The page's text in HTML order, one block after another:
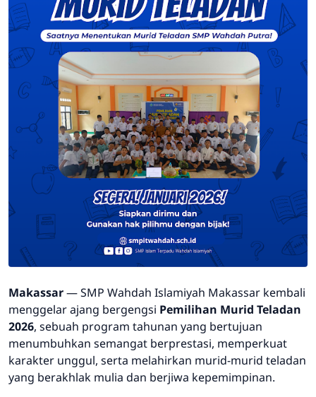
Makassar— SMP Wahdah Islamiyah Makassar kembali
menggelar ajang bergengsi Pemilihan Murid Teladan
2026, sebuah program tahunan yang bertujuan
menumbuhkan semangat berprestasi, memperkuat
karakter unggul, serta melahirkan murid-murid teladan
yang berakhlak mulia dan berjiwa kepemimpinan.